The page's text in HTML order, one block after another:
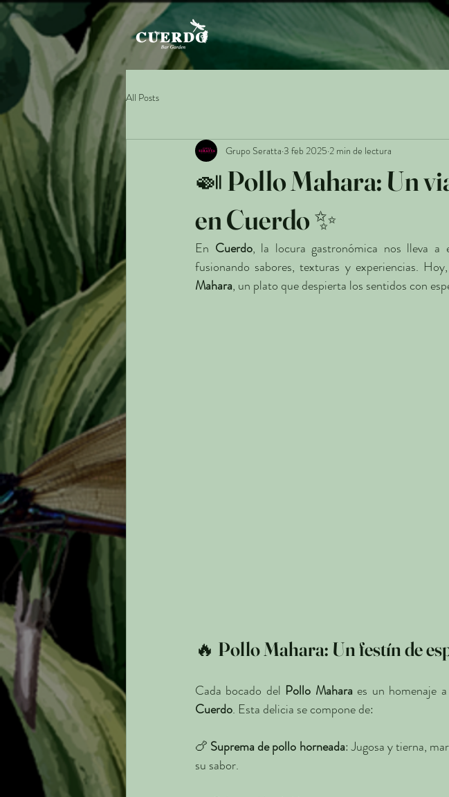
All Posts
🍛 Pollo Mahara: Un
en Cuerdo ✨
Grupo Seratta 3 feb 2025 2 min de lectura
En Cuerdo, la locura gastronómica nos lleva a
fusionando sabores, texturas y experiencias.
Mahara, un plato que despierta los sentidos con
🔥 Pollo Mahara: Un festín de
Cada bocado del Pollo Mahara
Cuerdo. Esta delicia se compone de:
🍗 Suprema de pollo horneada: Jugosa y tierna,
su sabor.